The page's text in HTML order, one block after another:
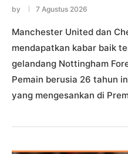
by 7 Agustus 2026
Manchester United dan
mendapatkan kabar baik
gelandang Nottingham
Pemain berusia 26 tahun
yang mengesankan di